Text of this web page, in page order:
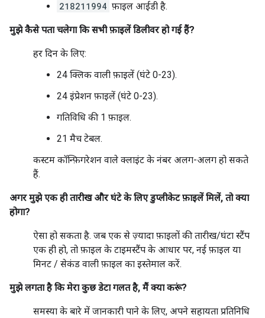
218211994 फ़ाइल आईडी है.
मुझे कैसे पता चलेगा कि सभी फ़ाइलें डिलीवर हो गई हैं?
हर दिन के लिए:
24 क्लिक वाली फ़ाइलें (घंटे 0-23).
24 इंप्रेशन फ़ाइलें (घंटे 0-23).
गतिविधि की 1 फ़ाइल.
21 मैच टेबल.
कस्टम कॉन्फ़िगरेशन वाले क्लाइंट के नंबर अलग-अलग हो सकते
हैं.
अगर मुझे एक ही तारीख और घंटे के लिए डुप्लीकेट फ़ाइलें मिलें, तो क्या
होगा?
ऐसा हो सकता है. जब एक से ज़्यादा फ़ाइलों की तारीख/घंटा स्टैंप
एक ही हो, तो फ़ाइल के टाइमस्टैंप के आधार पर, नई फ़ाइल या
मिनट / सेकंड वाली फ़ाइल का इस्तेमाल करें.
मुझे लगता है कि मेरा कुछ डेटा गलत है, मैं क्या करूं?
समस्या के बारे में जानकारी पाने के लिए, अपने सहायता प्रतिनिधि